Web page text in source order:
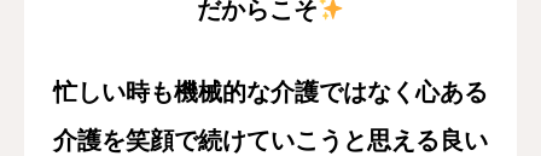
だからこそ
忙しい時も機械的な介護ではなく心ある
介護を笑顔で続けていこうと思える良い